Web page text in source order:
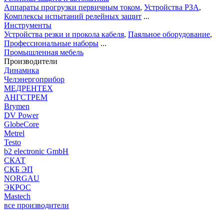
Аппараты прогрузки первичным током, Устройства РЗА,
Комплексы испытаний релейных защит ...
Инструменты
Устройства резки и прокола кабеля, Паяльное оборудование,
Профессиональные наборы ...
Промышленная мебель
Производители
Динамика
Челэнергоприбор
МЕДРЕНТЕХ
АНГСТРЕМ
Brymen
DV Power
GlobeCore
Metrel
Testo
b2 electronic GmbH
СКАТ
СКБ ЭП
NORGAU
ЭКРОС
Mastech
все производители